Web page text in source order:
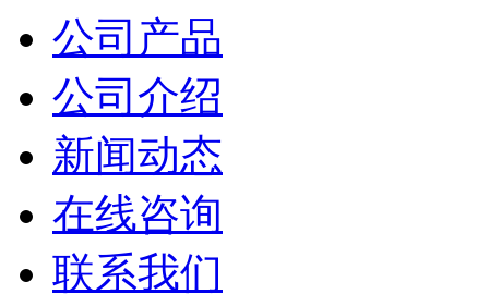
公司产品
公司介绍
新闻动态
在线咨询
联系我们